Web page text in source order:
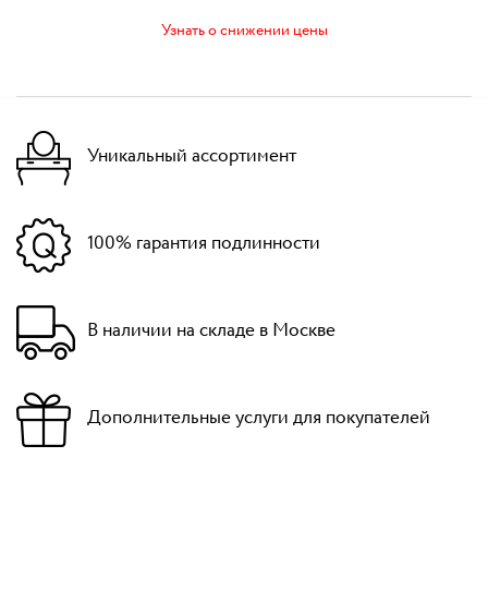
Узнать о снижении цены
Уникальный ассортимент
100% гарантия подлинности
В наличии на складе в Москве
Дополнительные услуги для покупателей